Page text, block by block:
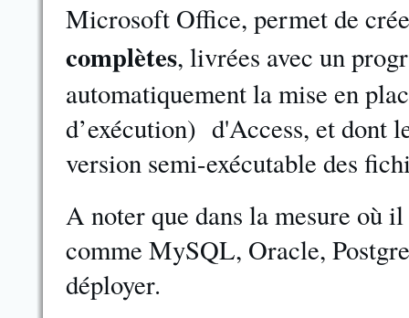
Microsoft Office, permet de
complètes, livrées avec un
automatiquement la mise en
d’exécution) d'Access, et dont
version semi-exécutable des
A noter que dans la mesure où
comme MySQL, Oracle,
déployer.